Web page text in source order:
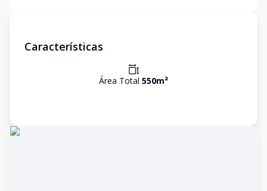
Características
Área Total 550m²